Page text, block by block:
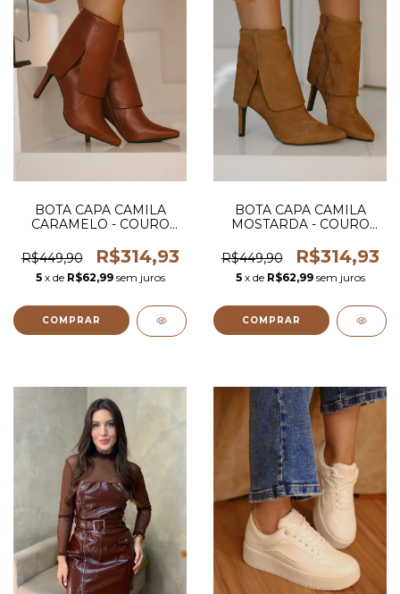
BOTA CAPA CAMILA
CARAMELO - COURO
R$449,90
R$314,93
5 x de R$62,99 sem juros
COMPRAR
BOTA CAPA CAMILA
MOSTARDA - COURO
R$449,90
R$314,93
5 x de R$62,99 sem juros
COMPRAR